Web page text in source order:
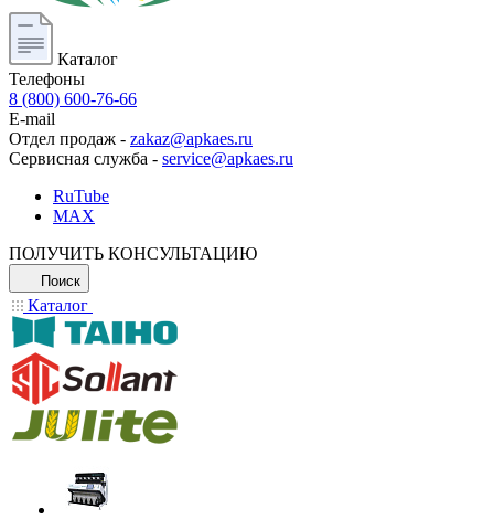
Каталог
Телефоны
8 (800) 600-76-66
E-mail
Отдел продаж - zakaz@apkaes.ru
Сервисная служба - service@apkaes.ru
RuTube
MAX
ПОЛУЧИТЬ КОНСУЛЬТАЦИЮ
Поиск
Каталог